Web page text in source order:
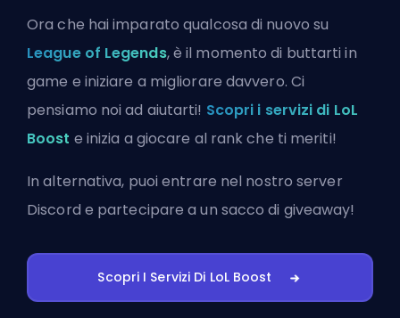
Ora che hai imparato qualcosa di nuovo su
League of Legends, è il momento di buttarti in
game e iniziare a migliorare davvero. Ci
pensiamo noi ad aiutarti! Scopri i servizi di LoL
Boost e inizia a giocare al rank che ti meriti!
In alternativa, puoientrare nel nostro server
Discord e partecipare a un sacco di giveaway!
Scopri I Servizi Di LoL Boost